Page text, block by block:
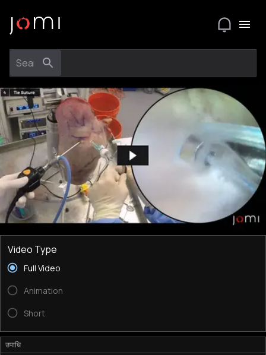
Video Type
Full Video
Animation
Short
उपाधि